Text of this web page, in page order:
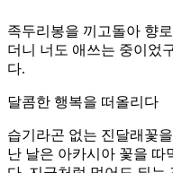
족두리봉을 끼고돌아 향
더니 너도 애쓰는 중이었
다.
달콤한 행복을 떠올리다
습기라곤 없는 진달래꽃
난 날은 아카시아 꽃을 따